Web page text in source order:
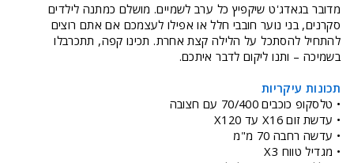
מדובר בגאדג'ט שיקפיץ כל ערב לשמיים. מושלם כמתנה לילדים
סקרנים, בני נוער חובבי חלל או אפילו לעצמכם אם אתם רוצים
להתחיל להסתכל על הלילה קצת אחרת. תכינו קפה, תתכרבלו
בשמיכה – ותנו ליקום לדבר איתכם.
תכונות עיקריות
• טלסקופ כוכבים 70/400 עם חצובה
• עדשת זום X16 עד X120
• עדשה רחבה 70 מ"מ
• מגדיל טווח X3